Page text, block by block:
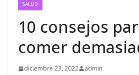
SALUD
10 consejos
comer
diciembre 23, 2022 admin